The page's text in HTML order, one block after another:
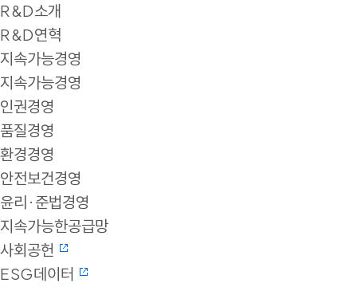
R&D소개
R&D연혁
지속가능경영
지속가능경영
인권경영
품질경영
환경경영
안전보건경영
윤리·준법경영
지속가능한공급망
사회공헌
ESG데이터